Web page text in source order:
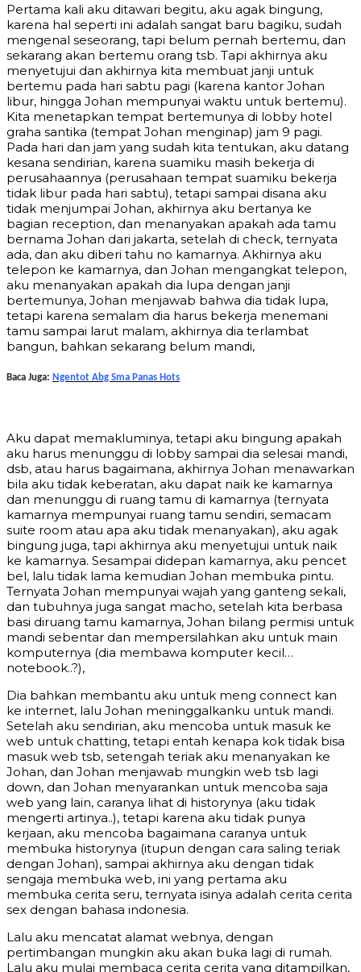
Pertama kali aku ditawari begitu, aku agak bingung,
karena hal seperti ini adalah sangat baru bagiku, sudah
mengenal seseorang, tapi belum pernah bertemu, dan
sekarang akan bertemu orang tsb. Tapi akhirnya aku
menyetujui dan akhirnya kita membuat janji untuk
bertemu pada hari sabtu pagi (karena kantor Johan
libur, hingga Johan mempunyai waktu untuk bertemu).
Kita menetapkan tempat bertemunya di lobby hotel
graha santika (tempat Johan menginap) jam 9 pagi.
Pada hari dan jam yang sudah kita tentukan, aku datang
kesana sendirian, karena suamiku masih bekerja di
perusahaannya (perusahaan tempat suamiku bekerja
tidak libur pada hari sabtu), tetapi sampai disana aku
tidak menjumpai Johan, akhirnya aku bertanya ke
bagian reception, dan menanyakan apakah ada tamu
bernama Johan dari jakarta, setelah di check, ternyata
ada, dan aku diberi tahu no kamarnya. Akhirnya aku
telepon ke kamarnya, dan Johan mengangkat telepon,
aku menanyakan apakah dia lupa dengan janji
bertemunya, Johan menjawab bahwa dia tidak lupa,
tetapi karena semalam dia harus bekerja menemani
tamu sampai larut malam, akhirnya dia terlambat
bangun, bahkan sekarang belum mandi,
Baca Juga: Ngentot Abg Sma Panas Hots
Aku dapat memakluminya, tetapi aku bingung apakah
aku harus menunggu di lobby sampai dia selesai mandi,
dsb, atau harus bagaimana, akhirnya Johan menawarkan
bila aku tidak keberatan, aku dapat naik ke kamarnya
dan menunggu di ruang tamu di kamarnya (ternyata
kamarnya mempunyai ruang tamu sendiri, semacam
suite room atau apa aku tidak menanyakan), aku agak
bingung juga, tapi akhirnya aku menyetujui untuk naik
ke kamarnya. Sesampai didepan kamarnya, aku pencet
bel, lalu tidak lama kemudian Johan membuka pintu.
Ternyata Johan mempunyai wajah yang ganteng sekali,
dan tubuhnya juga sangat macho, setelah kita berbasa
basi diruang tamu kamarnya, Johan bilang permisi untuk
mandi sebentar dan mempersilahkan aku untuk main
komputernya (dia membawa komputer kecil…
notebook..?),
Dia bahkan membantu aku untuk meng connect kan
ke internet, lalu Johan meninggalkanku untuk mandi.
Setelah aku sendirian, aku mencoba untuk masuk ke
web untuk chatting, tetapi entah kenapa kok tidak bisa
masuk web tsb, setengah teriak aku menanyakan ke
Johan, dan Johan menjawab mungkin web tsb lagi
down, dan Johan menyarankan untuk mencoba saja
web yang lain, caranya lihat di historynya (aku tidak
mengerti artinya..), tetapi karena aku tidak punya
kerjaan, aku mencoba bagaimana caranya untuk
membuka historynya (itupun dengan cara saling teriak
dengan Johan), sampai akhirnya aku dengan tidak
sengaja membuka web, ini yang pertama aku
membuka cerita seru, ternyata isinya adalah cerita cerita
sex dengan bahasa indonesia.
Lalu aku mencatat alamat webnya, dengan
pertimbangan mungkin aku akan buka lagi di rumah.
Lalu aku mulai membaca cerita cerita yang ditampilkan,